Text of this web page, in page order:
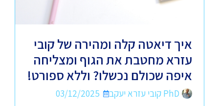
איך דיאטה קלה ומהירה של קובי
עזרא מחטבת את הגוף ומצליחה
איפה שכולם נכשלו? וללא ספורט!
PhD קובי עזרא יעקב
03/12/2025